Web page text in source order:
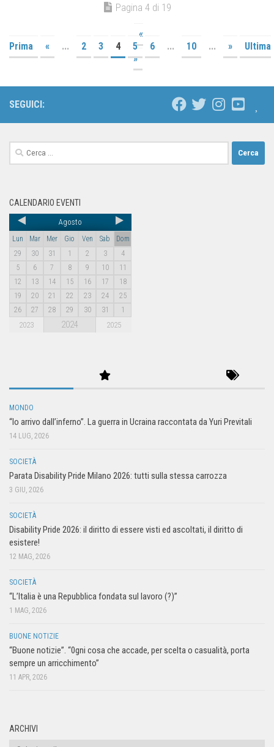
Pagina 4 di 19
«
Prima
« ... 2 3 4 5 6 ... 10 ... »
Ultima
»
SEGUICI:
CALENDARIO EVENTI
Agosto
Lun Mar Mer Gio Ven Sab
Dom
29
30 31 1 2 3
4
5
6 7 8 9 10
11
12
13 14 15 16 17
18
19
20 21 22 23 24
25
26
27 28 29 30 31 1
2023 2024 2025
MONDO
“Io arrivo dall’inferno”. La guerra in Ucraina raccontata da Yuri Previtali
14 LUG, 2026
SOCIETÀ
Parata Disability Pride Milano 2026: tutti sulla stessa carrozza
3 GIU, 2026
SOCIETÀ
Disability Pride 2026: il diritto di essere visti ed ascoltati, il diritto di
esistere!
12 MAG, 2026
SOCIETÀ
“L’Italia è una Repubblica fondata sul lavoro (?)”
1 MAG, 2026
BUONE NOTIZIE
“Buone notizie”. “0gni cosa che accade, per scelta o casualità, porta
sempre un arricchimento”
11 APR, 2026
ARCHIVI